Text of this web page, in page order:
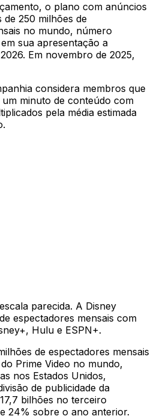
o plano com anúncios
250 milhões de
no mundo, número
sua apresentação a
Em novembro de 2025,
considera membros que
minuto de conteúdo com
pela média estimada
parecida. A Disney
espectadores mensais com
Hulu e ESPN+.
de espectadores mensais
Prime Video no mundo,
nos Estados Unidos,
de publicidade da
bilhões no terceiro
24% sobre o ano anterior.